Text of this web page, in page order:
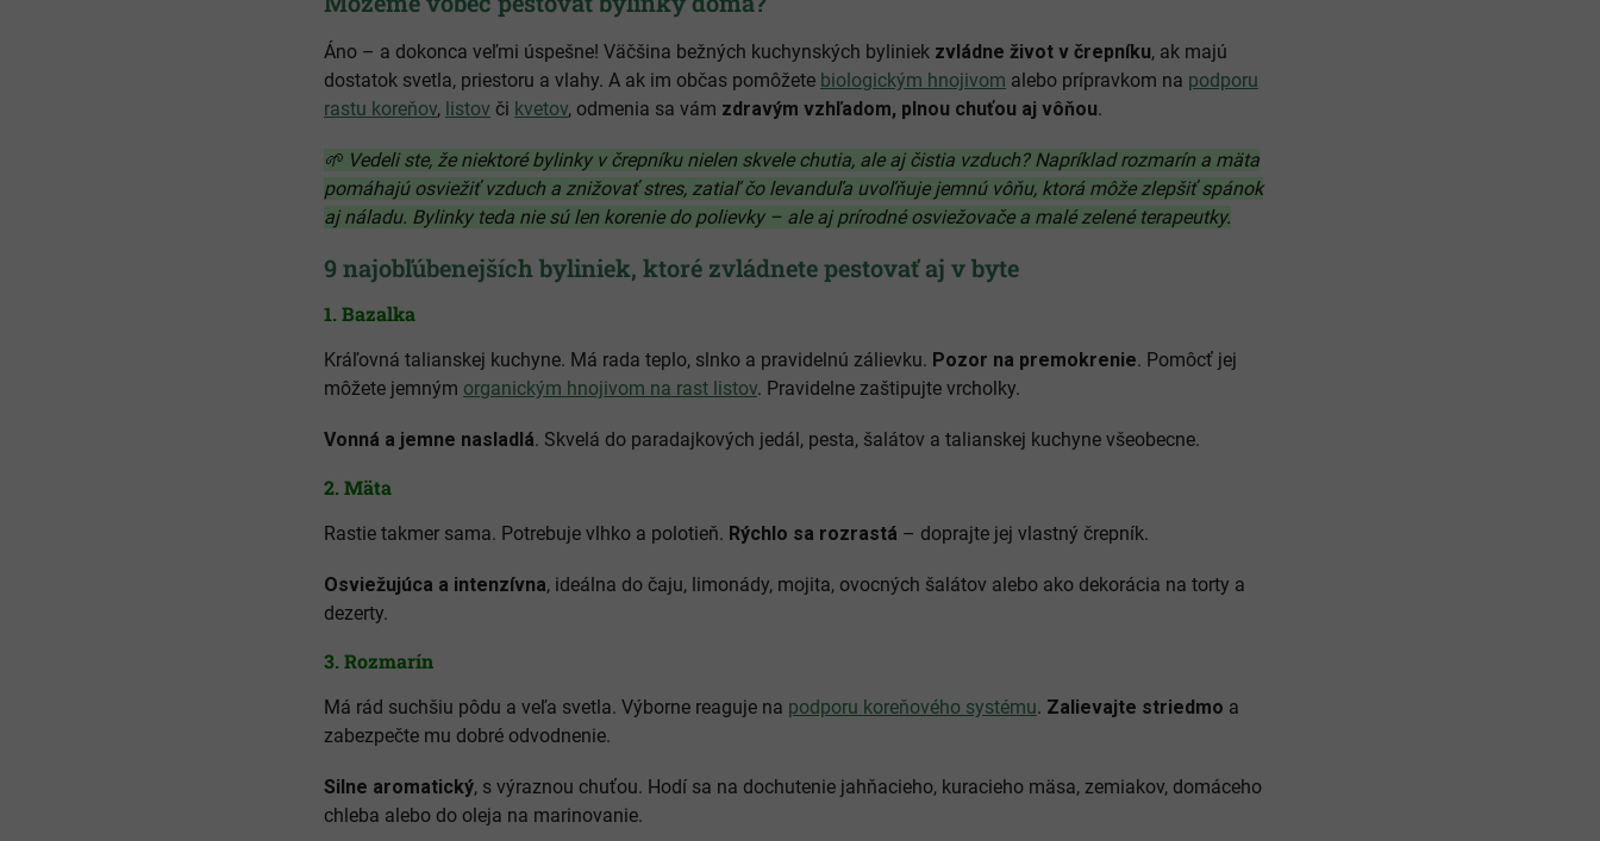
Áno – a dokonca veľmi úspešne! Väčšina bežných kuchynských byliniek zvládne život v črepníku, ak majú
dostatok svetla, priestoru a vlahy. A ak im občas pomôžete biologickým hnojivom alebo prípravkom na podporu
rastu koreňov, listov či kvetov, odmenia sa vám zdravým vzhľadom, plnou chuťou aj vôňou.
🌱 Vedeli ste, že niektoré bylinky v črepníku nielen skvele chutia, ale aj čistia vzduch? Napríklad rozmarín a mäta
pomáhajú osviežiť vzduch a znižovať stres, zatiaľ čo levanduľa uvoľňuje jemnú vôňu, ktorá môže zlepšiť spánok
aj náladu. Bylinky teda nie sú len korenie do polievky – ale aj prírodné osviežovače a malé zelené terapeutky.
9 najobľúbenejších byliniek, ktoré zvládnete pestovať aj v byte
1.Bazalka
Kráľovná talianskej kuchyne. Má rada teplo, slnko a pravidelnú zálievku. Pozor na premokrenie. Pomôcť jej
môžete jemným organickým hnojivom na rast listov. Pravidelne zaštipujte vrcholky.
Vonná a jemne nasladlá. Skvelá do paradajkových jedál, pesta, šalátov a talianskej kuchyne všeobecne.
2.Mäta
Rastie takmer sama. Potrebuje vlhko a polotieň. Rýchlo sa rozrastá – doprajte jej vlastný črepník.
Osviežujúca a intenzívna, ideálna do čaju, limonády, mojita, ovocných šalátov alebo ako dekorácia na torty a
dezerty.
3.Rozmarín
Má rád suchšiu pôdu a veľa svetla. Výborne reaguje na podporu koreňového systému. Zalievajte striedmo a
zabezpečte mu dobré odvodnenie.
Silne aromatický, s výraznou chuťou. Hodí sa na dochutenie jahňacieho, kuracieho mäsa, zemiakov, domáceho
chleba alebo do oleja na marinovanie.